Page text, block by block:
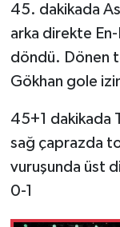
45. dakikada
arka direkte
döndü. Dönen
Gökhan gole
45+1 dakikada
sağ çaprazda
vuruşunda üst
0-1